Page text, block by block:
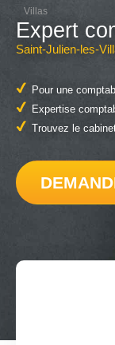
Villas
Expert
Saint-Julien-les-
Pour une
Expertise
Trouvez le